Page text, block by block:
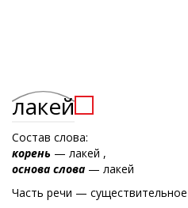
лакей
Состав слова:
корень — лакей ,
основа слова — лакей
Часть речи —